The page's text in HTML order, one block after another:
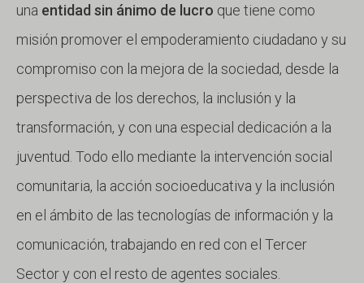
una entidad sin ánimo de lucro que tiene como
misión promover el empoderamiento ciudadano y su
compromiso con la mejora de la sociedad, desde la
perspectiva de los derechos, la inclusión y la
transformación, y con una especial dedicación a la
juventud. Todo ello mediante la intervención social
comunitaria, la acción socioeducativa y la inclusión
en el ámbito de las tecnologías de información y la
comunicación, trabajando en red con el Tercer
Sector y con el resto de agentes sociales.